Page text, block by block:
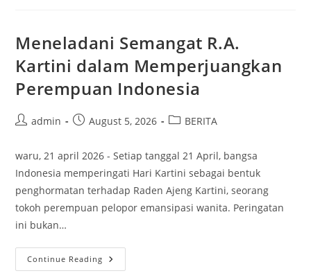
Nasional
Meneladani Semangat R.A.
Kartini dalam Memperjuangkan
Perempuan Indonesia
Postadmin
PostAugust 5, 2026
PostBERITA
waru, 21 april 2026 - Setiap tanggal 21 April, bangsa
Indonesia memperingati Hari Kartini sebagai bentuk
penghormatan terhadap Raden Ajeng Kartini, seorang
tokoh perempuan pelopor emansipasi wanita. Peringatan
ini bukan…
Continue Reading Meneladani
Semangat